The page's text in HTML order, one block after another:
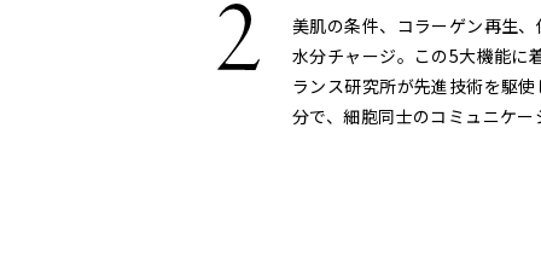
美肌の条件、コラーゲン再生
水分チャージ。この5大機能に
ランス研究所が先進技術を駆
分で、細胞同士のコミュニケ